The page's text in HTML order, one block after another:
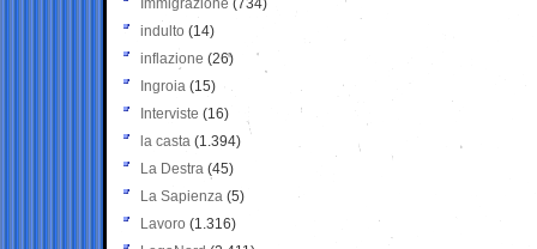
Immigrazione (734)
indulto (14)
inflazione (26)
Ingroia (15)
Interviste (16)
la casta (1.394)
La Destra (45)
La Sapienza (5)
Lavoro (1.316)